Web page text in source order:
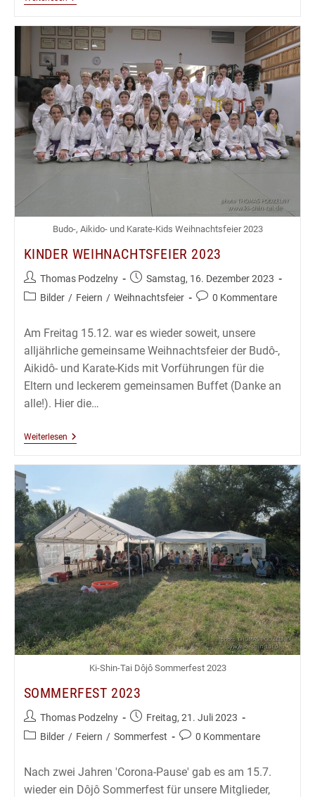
2023
Budo-, Aikido- und Karate-Kids Weihnachtsfeier 2023
KINDER WEIHNACHTSFEIER 2023
Beitrags-
Autor:
Thomas Podzelny
Beitrag
veröffentlicht:
Samstag, 16. Dezember 2023
Beitrags-
Bilder / Feiern / Weihnachtsfeier
Beitrags-
0 Kommentare
Am Freitag 15.12. war es wieder soweit, unsere
alljährliche gemeinsame Weihnachtsfeier der Budô-,
Aikidô- und Karate-Kids mit Vorführungen für die
Eltern und leckerem gemeinsamen Buffet (Danke an
alle!). Hier die…
WeiterlesenKinder
Ki-Shin-Tai Dôjô Sommerfest 2023
SOMMERFEST 2023
Beitrags-
Autor:
Thomas Podzelny
Beitrag
veröffentlicht:
Freitag, 21. Juli 2023
Beitrags-
Bilder / Feiern / Sommerfest
Beitrags-
0 Kommentare
Nach zwei Jahren 'Corona-Pause' gab es am 15.7.
wieder ein Dôjô Sommerfest für unsere Mitglieder,